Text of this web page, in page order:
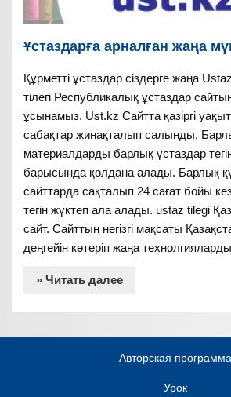
Ұстаздарға арналған жаңа
Құрметті ұстаздар сіздерге жаңа
тілегі Республикалық ұстаздар
ұсынамыз. Ust.kz Сайтта қазіргі
сабақтар жинақталып салынды.
материалдарды барлық ұстаздар
барысында қолдана алады. Барлық
сайттарда сақталып 24 сағат бойы
тегін жүктеп ала алады. ustaz tilegi
сайт. Сайттың негізгі мақсаты
деңгейін көтеріп жаңа
» Читать далее
Авторская программа
Урок